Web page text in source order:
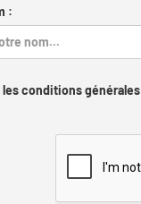
:
conditions générales